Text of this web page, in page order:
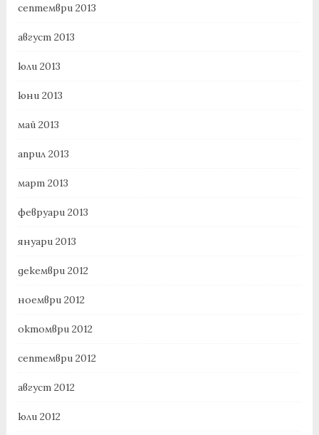
септември 2013
август 2013
юли 2013
юни 2013
май 2013
април 2013
март 2013
февруари 2013
януари 2013
декември 2012
ноември 2012
октомври 2012
септември 2012
август 2012
юли 2012